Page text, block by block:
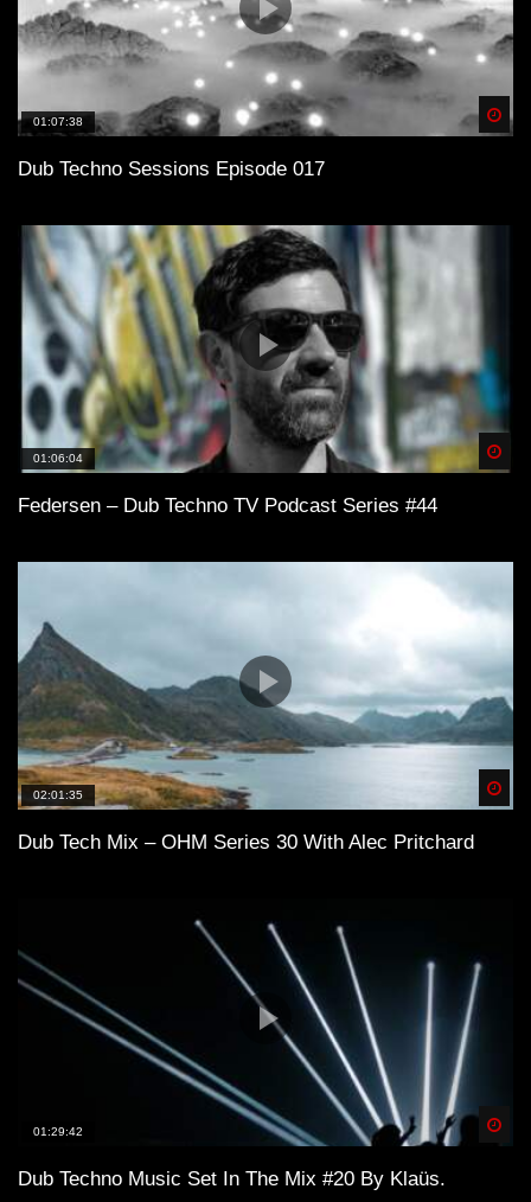
01:07:38
Dub Techno Sessions Episode 017
01:06:04
Federsen – Dub Techno TV Podcast Series #44
02:01:35
Dub Tech Mix – OHM Series 30 With Alec Pritchard
01:29:42
Dub Techno Music Set In The Mix #20 By Klaüs.